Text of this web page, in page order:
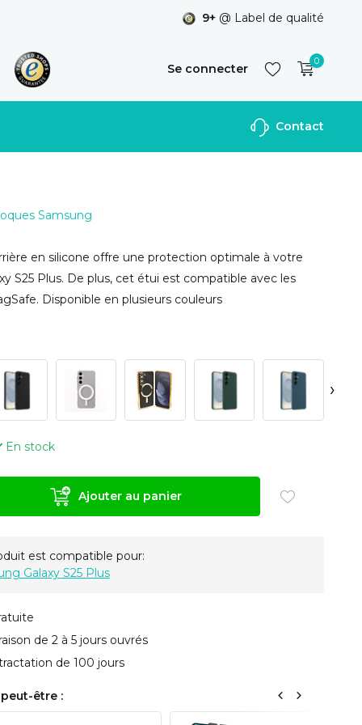
9+ @ Label de qualité
Se connecter
S'inscrire
0
Contact
Samsung
en silicone offre une protection optimale à votre
S25 Plus. De plus, cet étui est compatible avec les
Disponible en plusieurs couleurs
›
En stock
Ajouter au panier
est compatible pour:
Galaxy S25 Plus
de 2 à 5 jours ouvrés
de 100 jours
être :